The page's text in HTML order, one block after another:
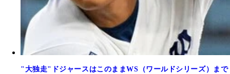
"大独走"ドジャースはこのままWS（ワールドシリーズ）まで